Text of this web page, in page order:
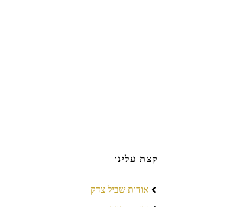
קצת עלינו
אודות שביל צדק